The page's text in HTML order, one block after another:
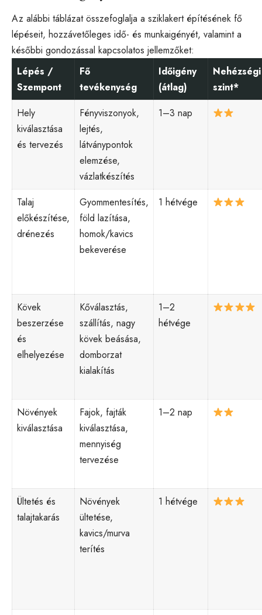
Az alábbi táblázat összefoglalja a sziklakert építésének fő
lépéseit, hozzávetőleges idő- és munkaigényét, valamint a
későbbi gondozással kapcsolatos jellemzőket:
Lépés /
Szempont
Fő
tevékenység
Időigény
(átlag)
Nehézségi
szint*
Hely
kiválasztása
és tervezés
Fényviszonyok,
lejtés,
látványpontok
elemzése,
vázlatkészítés
1–3 nap
Talaj
előkészítése,
drénezés
Gyommentesítés,
föld lazítása,
homok/kavics
bekeverése
1 hétvége
Kövek
beszerzése
és
elhelyezése
Kőválasztás,
szállítás, nagy
kövek beásása,
domborzat
kialakítás
1–2
hétvége
Növények
kiválasztása
Fajok, fajták
kiválasztása,
mennyiség
tervezése
1–2 nap
Ültetés és
talajtakarás
Növények
ültetése,
kavics/murva
terítés
1 hétvége